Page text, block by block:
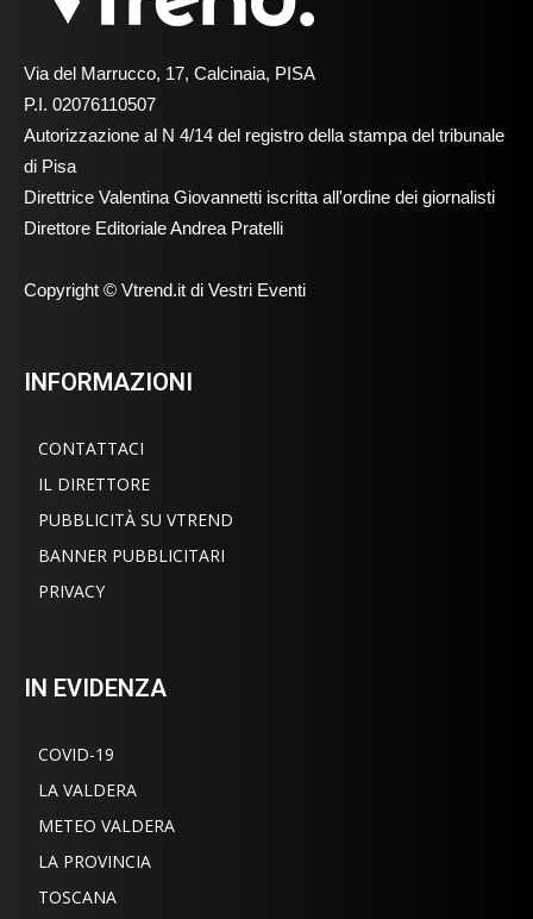
Via del Marrucco, 17, Calcinaia, PISA
P.I. 02076110507
Autorizzazione al N 4/14 del registro della stampa del tribunale
di Pisa
Direttrice Valentina Giovannetti iscritta all'ordine dei giornalisti
Direttore Editoriale Andrea Pratelli
Copyright © Vtrend.it di Vestri Eventi
INFORMAZIONI
CONTATTACI
IL DIRETTORE
PUBBLICITÀ SU VTREND
BANNER PUBBLICITARI
PRIVACY
IN EVIDENZA
COVID-19
LA VALDERA
METEO VALDERA
LA PROVINCIA
TOSCANA